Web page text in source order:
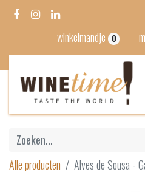
winkelmandje 0
Alle producten Alves de Sousa -